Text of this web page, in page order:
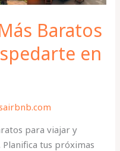
Baratos
en
para viajar y
tus próximas